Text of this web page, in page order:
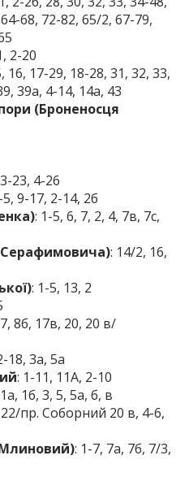
68, 72-82, 65/2, 67-79,
2-20
16, 17-29, 18-28, 31, 32, 33,
39а, 4-14, 14а, 43
(Броненосця
23, 4-26
5, 9-17, 2-14, 2б
: 1-5, 6, 7, 2, 4, 7в, 7с,
: 14/2, 16,
: 1-5, 13, 2
8б, 17в, 20, 20 в/
18, 3а, 5а
: 1-11, 11A, 2-10
1б, 3, 5, 5а, б, в
пр. Соборний 20 в, 4-6,
: 1-7, 7а, 7б, 7/3,